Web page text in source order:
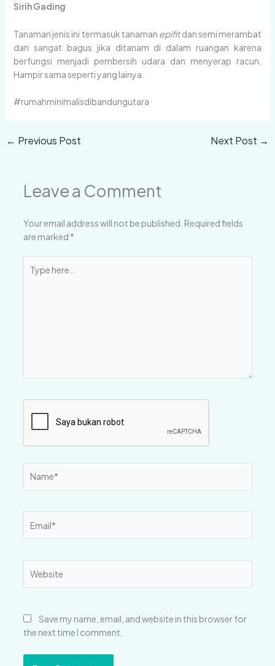
Sirih Gading
Tanaman jenis ini termasuk tanaman epifitdan semi merambat
dan sangat bagus jika ditanam di dalam ruangan karena
berfungsi menjadi pembersih udara dan menyerap racun.
Hampir sama seperti yang lainya.
#rumahminimalisdibandungutara
← Previous Post Next Post →
Leave a Comment
Your email address will not be published. Required fields
are marked *
here..
Save my name, email, and website in this browser for
the next time I comment.